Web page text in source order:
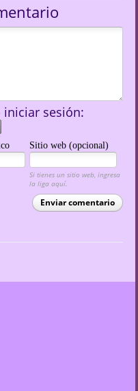
sesión:
Sitio web (opcional)
Si tienes un sitio web, ingresa
la liga aquí.
Enviar comentario